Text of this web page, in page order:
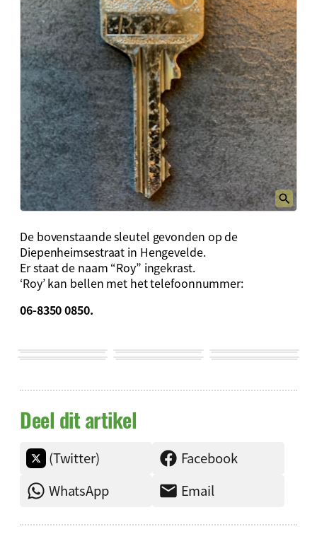
De bovenstaande sleutel gevonden op de
Diepenheimsestraat in Hengevelde.
Er staat de naam “Roy” ingekrast.
‘Roy’ kan bellen met het telefoonnummer:
06-8350 0850.
Deel dit artikel
(Twitter)
Facebook
WhatsApp
Email